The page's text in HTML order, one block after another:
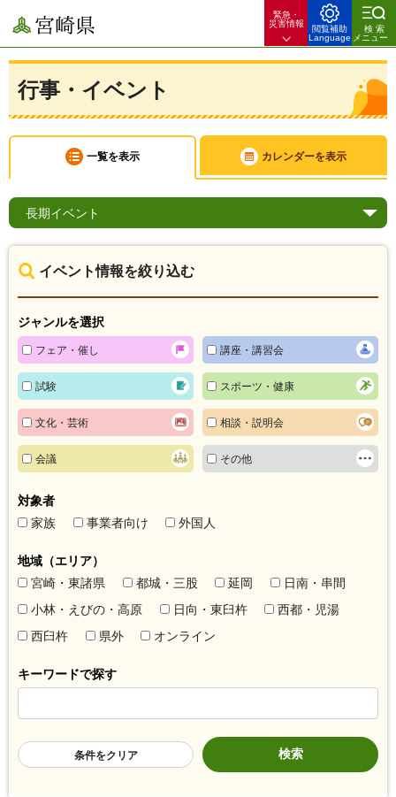
宮崎県
緊急・
災害情報
閲覧補助
Language
検索
メニュー
行事・イベント
一覧を表示 カレンダーを表示
長期イベント
イベント情報を絞り込む
ジャンルを選択
フェア・催し 講座・講習会
試験 スポーツ・健康
文化・芸術 相談・説明会
会議 その他
対象者
家族
事業者向け 外国人
地域（エリア）
宮崎・東諸県
都城・三股 延岡
日南・串間
小林・えびの・高原
日向・東臼杵
西都・児湯
西臼杵
県外 オンライン
キーワードで探す
条件をクリア